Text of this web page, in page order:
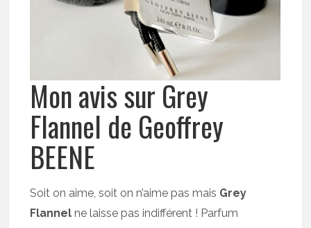
Mon avis sur Grey
Flannel de Geoffrey
BEENE
Soit on aime, soit on n’aime pas mais Grey
Flannel ne laisse pas indifférent ! Parfum